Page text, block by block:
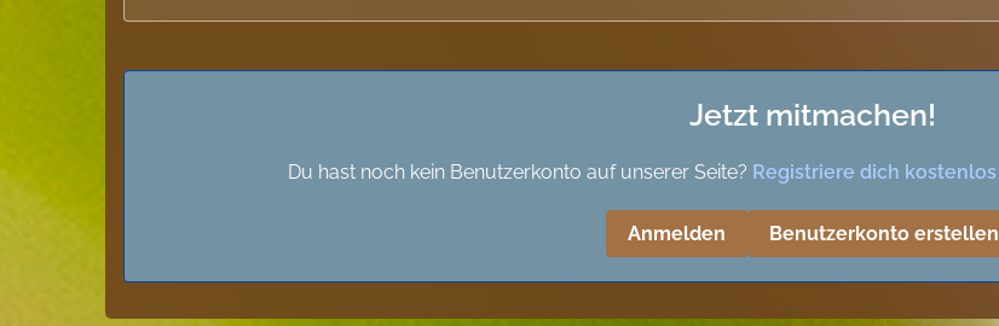
Jetzt mitmachen!
Du hast noch kein Benutzerkonto auf unserer Seite? Registriere dich kostenlos
Benutzerkonto erstellen
Anmelden